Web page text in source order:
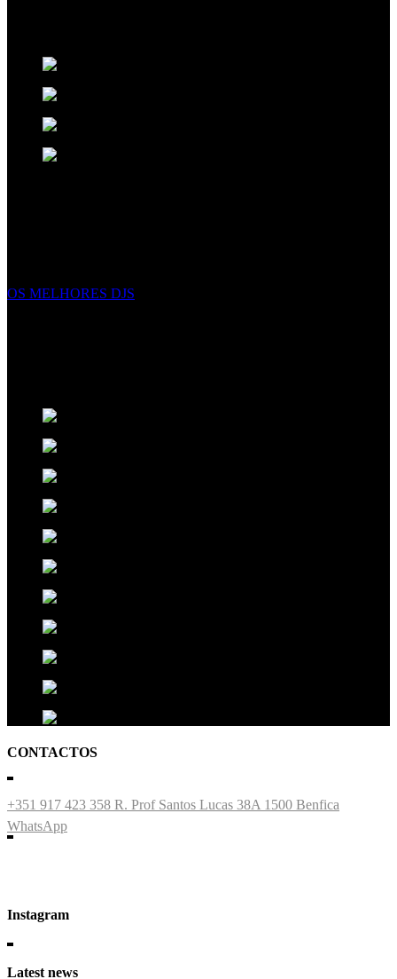
OS MELHORES DJS
CONTACTOS
+351 917 423 358 R. Prof Santos Lucas 38A 1500 Benfica
WhatsApp
Instagram
Latest news